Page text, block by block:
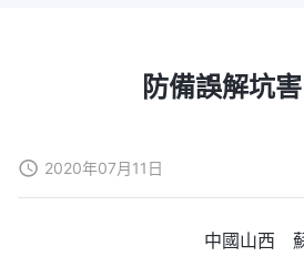
防備誤解坑
2020年07月11日
中國山西